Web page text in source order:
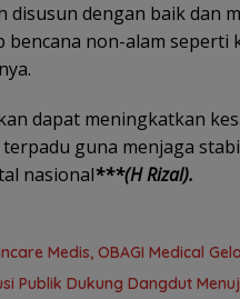
disusun dengan baik dan
non-alam seperti
dapat meningkatkan
guna menjaga
nasional***(H Rizal).
Medis, OBAGI Medical
Publik Dukung Dangdut